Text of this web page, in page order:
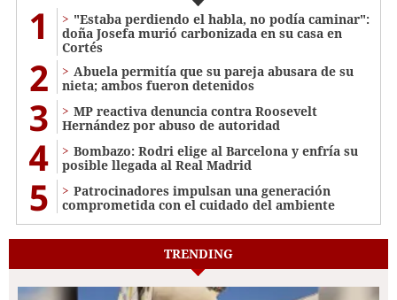
1
"Estaba perdiendo el habla, no podía caminar":
doña Josefa murió carbonizada en su casa en
Cortés
2
Abuela permitía que su pareja abusara de su
nieta; ambos fueron detenidos
3
MP reactiva denuncia contra Roosevelt
Hernández por abuso de autoridad
4
Bombazo: Rodri elige al Barcelona y enfría su
posible llegada al Real Madrid
5
Patrocinadores impulsan una generación
comprometida con el cuidado del ambiente
TRENDING